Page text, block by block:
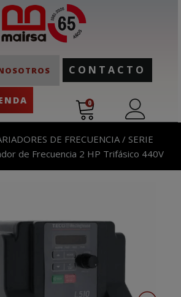
CONTACTO
0
DE FRECUENCIA / SERIE
de Frecuencia 2 HP Trifásico 440V